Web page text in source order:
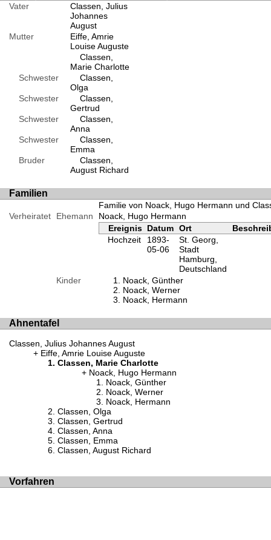
Vater
Classen, Julius
Johannes
August
Mutter
Eiffe, Amrie
Louise Auguste
Classen,
Marie Charlotte
Schwester
Classen,
Olga
Schwester
Classen,
Gertrud
Schwester
Classen,
Anna
Schwester
Classen,
Emma
Bruder
Classen,
August Richard
Familien
Familie von Noack, Hugo Hermann und
Verheiratet
Ehemann
Noack, Hugo Hermann
Ereignis Datum Ort
Hochzeit
1893-
05-06
St. Georg,
Stadt
Hamburg,
Deutschland
Kinder
Noack, Günther
Noack, Werner
Noack, Hermann
Ahnentafel
Classen, Julius Johannes August
Eiffe, Amrie Louise Auguste
Classen, Marie Charlotte
Noack, Hugo Hermann
Noack, Günther
Noack, Werner
Noack, Hermann
Classen, Olga
Classen, Gertrud
Classen, Anna
Classen, Emma
Classen, August Richard
Vorfahren